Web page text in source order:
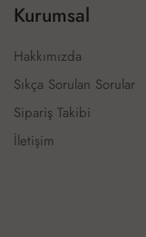
Kurumsal
Hakkımızda
Sıkça Sorulan Sorular
Sipariş Takibi
İletişim